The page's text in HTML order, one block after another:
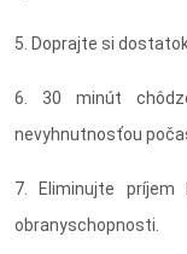
5. Doprajte si
6. 30 minút
nevyhnutnosťou
7. Eliminujte príjem
obranyschopnosti.